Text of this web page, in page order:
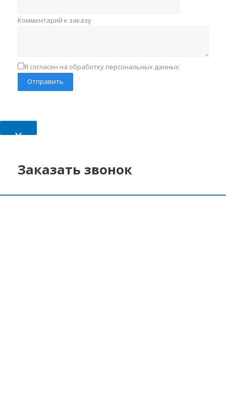
Комментарий к заказу
Я согласен на обработку персональных данных
×
Заказать звонок